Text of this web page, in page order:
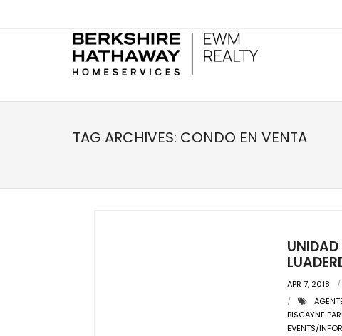
TAG ARCHIVES: CONDO EN VENTA
APR 7, 2018
BISCAYNE
EVENTS/